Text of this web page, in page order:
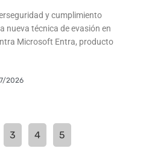
y cumplimiento
nueva técnica de evasión en
Microsoft Entra, producto
2026
3 4 5